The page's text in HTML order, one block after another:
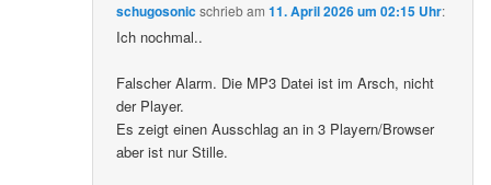
schugosonicschriebam11. April 2026 um 02:15 Uhr:
Ich nochmal..
Falscher Alarm. Die MP3 Datei ist im Arsch, nicht
der Player.
Es zeigt einen Ausschlag an in 3 Playern/Browser
aber ist nur Stille.